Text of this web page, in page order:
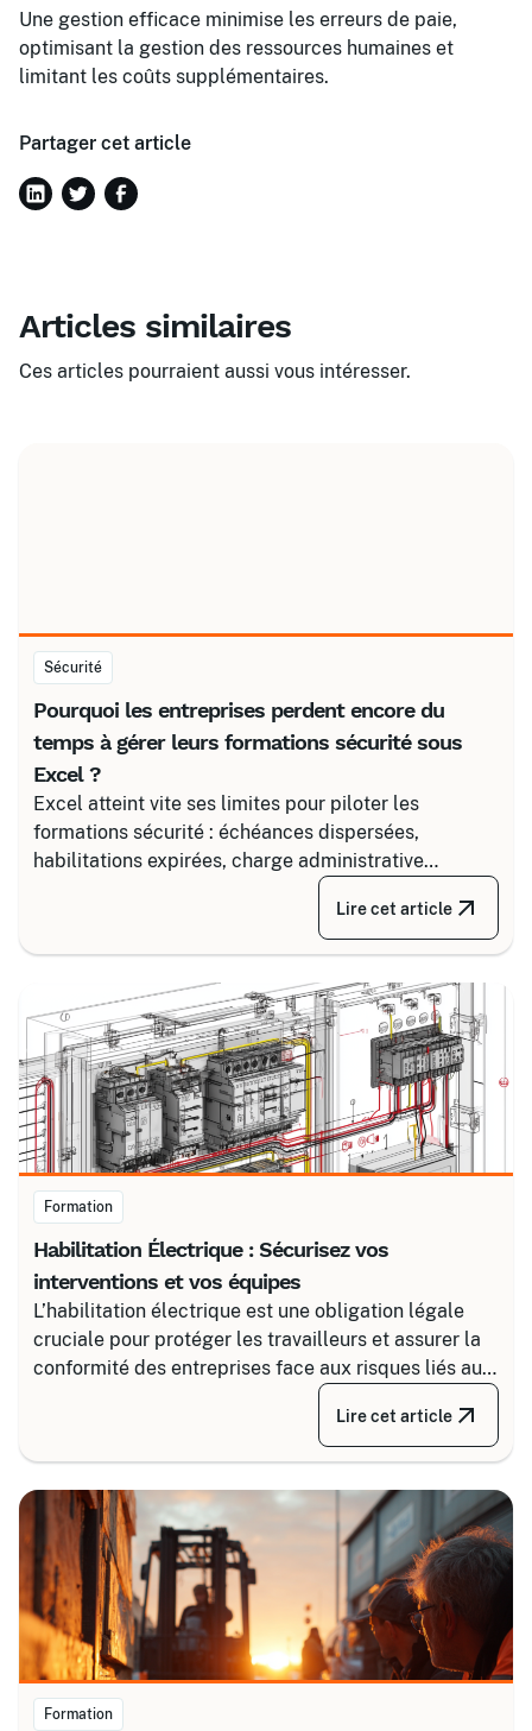
Une gestion efficace minimise les erreurs de paie,
optimisant la gestion des ressources humaines et
limitant les coûts supplémentaires.
Partager cet article
Articles similaires
Ces articles pourraient aussi vous intéresser.
Sécurité
Pourquoi les entreprises perdent encore du
temps à gérer leurs formations sécurité sous
Excel ?
Excel atteint vite ses limites pour piloter les
formations sécurité : échéances dispersées,
habilitations expirées, charge administrative
croissante. Découvrez comment structurer un suivi
fiable en associant un partenaire spécialisé comme
Certalis et un logiciel de gestion de formation (TMS).
Lire cet article
Formation
Habilitation Électrique : Sécurisez vos
interventions et vos équipes
L’habilitation électrique est une obligation légale
cruciale pour protéger les travailleurs et assurer la
conformité des entreprises face aux risques liés au
courant. Certalis vous accompagne avec des
formations sur-mesure, initiales ou de recyclage,
pour maîtriser tous les niveaux de sécurité, du
tension.
Lire cet article
Formation